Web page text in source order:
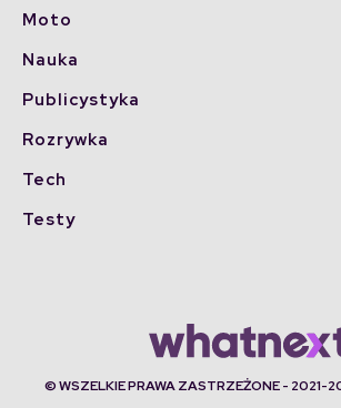
Moto
Nauka
Publicystyka
Rozrywka
Tech
Testy
© WSZELKIE PRAWA ZASTRZEŻONE - 2021-